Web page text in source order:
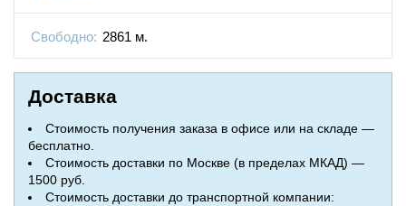
Свободно: 2861 м.
Доставка
Стоимость получения заказа в офисе или на складе —
бесплатно.
Стоимость доставки по Москве (в пределах МКАД) —
1500 руб.
Стоимость доставки до транспортной компании: